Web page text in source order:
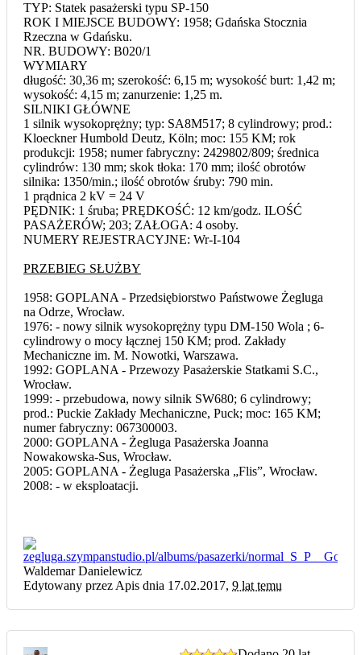
TYP: Statek pasażerski typu SP-150
ROK I MIEJSCE BUDOWY: 1958; Gdańska Stocznia
Rzeczna w Gdańsku.
NR. BUDOWY: B020/1
WYMIARY
długość: 30,36 m; szerokość: 6,15 m; wysokość burt: 1,42 m;
wysokość: 4,15 m; zanurzenie: 1,25 m.
SILNIKI GŁÓWNE
1 silnik wysokoprężny; typ: SA8M517; 8 cylindrowy; prod.:
Kloeckner Humbold Deutz, Köln; moc: 155 KM; rok
produkcji: 1958; numer fabryczny: 2429802/809; średnica
cylindrów: 130 mm; skok tłoka: 170 mm; ilość obrotów
silnika: 1350/min.; ilość obrotów śruby: 790 min.
1 prądnica 2 kV = 24 V
PĘDNIK: 1 śruba; PRĘDKOŚĆ: 12 km/godz. ILOŚĆ
PASAŻERÓW; 203; ZAŁOGA: 4 osoby.
NUMERY REJESTRACYJNE: Wr-I-104
PRZEBIEG SŁUŻBY
1958: GOPLANA - Przedsiębiorstwo Państwowe Żegluga
na Odrze, Wrocław.
1976: - nowy silnik wysokoprężny typu DM-150 Wola ; 6-
cylindrowy o mocy łącznej 150 KM; prod. Zakłady
Mechaniczne im. M. Nowotki, Warszawa.
1992: GOPLANA - Przewozy Pasażerskie Statkami S.C.,
Wrocław.
1999: - przebudowa, nowy silnik SW680; 6 cylindrowy;
prod.: Puckie Zakłady Mechaniczne, Puck; moc: 165 KM;
numer fabryczny: 067300003.
2000: GOPLANA - Żegluga Pasażerska Joanna
Nowakowska-Sus, Wrocław.
2005: GOPLANA - Żegluga Pasażerska „Flis”, Wrocław.
2008: - w eksploatacji.
Waldemar Danielewicz
Edytowany przez Apis dnia 17.02.2017, 9 lat temu